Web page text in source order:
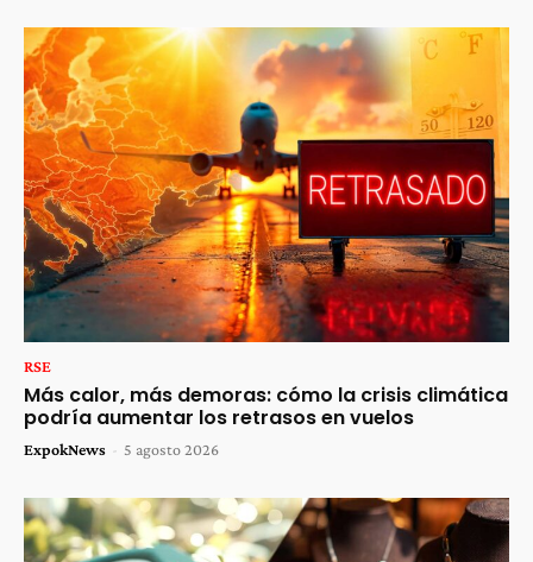
RSE
Más calor, más demoras: cómo la crisis climática
podría aumentar los retrasos en vuelos
ExpokNews - 5 agosto 2026